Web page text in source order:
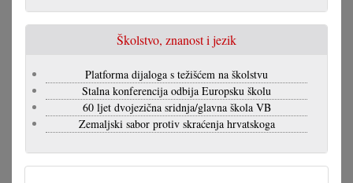
Školstvo, znanost i jezik
Platforma dijaloga s težišćem na školstvu
Stalna konferencija odbija Europsku školu
60 ljet dvojezična sridnja/glavna škola VB
Zemaljski sabor protiv skraćenja hrvatskoga